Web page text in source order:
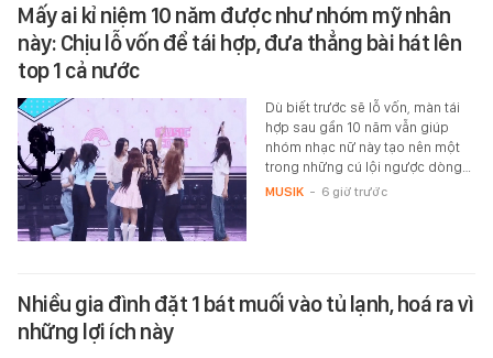
Mấy ai kỉ niệm 10 năm được như nhóm mỹ nhân
này: Chịu lỗ vốn để tái hợp, đưa thẳng bài hát lên
top 1 cả nước
Dù biết trước sẽ lỗ vốn, màn tái
hợp sau gần 10 năm vẫn giúp
nhóm nhạc nữ này tạo nên một
trong những cú lội ngược dòng…
MUSIK - 6 giờ trước
Nhiều gia đình đặt 1 bát muối vào tủ lạnh, hoá ra vì
những lợi ích này